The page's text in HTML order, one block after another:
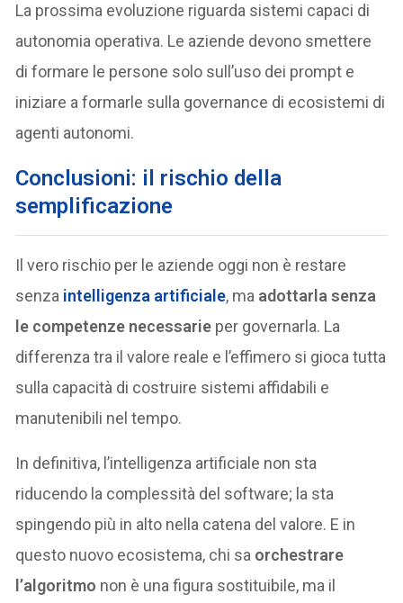
La prossima evoluzione riguarda sistemi capaci di
autonomia operativa. Le aziende devono smettere
di formare le persone solo sull’uso dei prompt e
iniziare a formarle sulla governance di ecosistemi di
agenti autonomi.
Conclusioni: il rischio della
semplificazione
Il vero rischio per le aziende oggi non è restare
senza intelligenza artificiale, ma adottarla senza
le competenze necessarie per governarla. La
differenza tra il valore reale e l’effimero si gioca tutta
sulla capacità di costruire sistemi affidabili e
manutenibili nel tempo.
In definitiva, l’intelligenza artificiale non sta
riducendo la complessità del software; la sta
spingendo più in alto nella catena del valore. E in
questo nuovo ecosistema, chi sa orchestrare
l’algoritmo non è una figura sostituibile, ma il